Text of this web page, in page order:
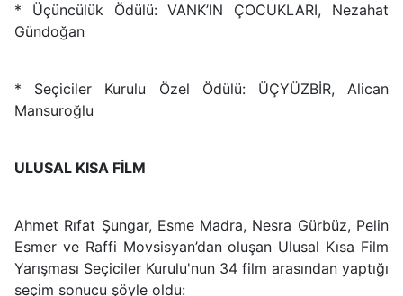
* Üçüncülük Ödülü: VANK’IN ÇOCUKLARI, Nezahat
Gündoğan
* Seçiciler Kurulu Özel Ödülü: ÜÇYÜZBİR, Alican
Mansuroğlu
ULUSAL KISA FİLM
Ahmet Rıfat Şungar, Esme Madra, Nesra Gürbüz, Pelin
Esmer ve Raffi Movsisyan’dan oluşan Ulusal Kısa Film
Yarışması Seçiciler Kurulu'nun 34 film arasından yaptığı
seçim sonucu şöyle oldu: